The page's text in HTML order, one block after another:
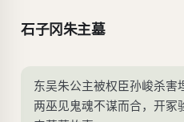
石子冈朱主墓
东吴朱公主被权臣孙峻杀害
两巫见鬼魂不谋而合，开冢